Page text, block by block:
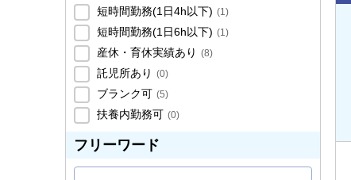
短時間勤務(1日4h以下) (1)
短時間勤務(1日6h以下) (1)
産休・育休実績あり (8)
託児所あり (0)
ブランク可 (5)
扶養内勤務可 (0)
フリーワード